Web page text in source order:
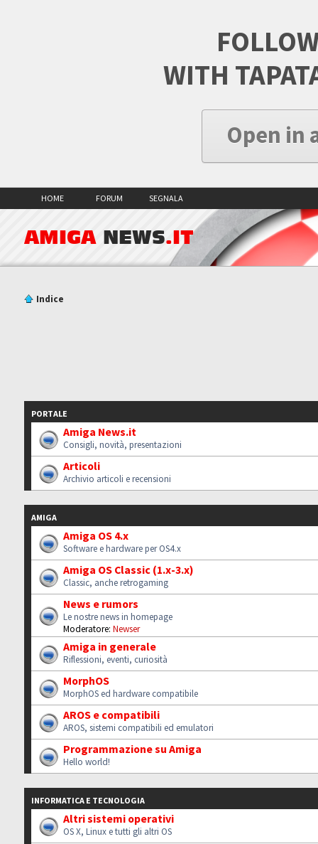
WITH
Open in
HOME FORUM SEGNALA
AMIGA NEWS.IT
Indice
PORTALE
Amiga News.it
Consigli, novità, presentazioni
Articoli
Archivio articoli e recensioni
AMIGA
Amiga OS 4.x
Software e hardware per OS4.x
Amiga OS Classic (1.x-3.x)
Classic, anche retrogaming
News e rumors
Le nostre news in homepage
Moderatore: Newser
Amiga in generale
Riflessioni, eventi, curiosità
MorphOS
MorphOS ed hardware compatibile
AROS e compatibili
AROS, sistemi compatibili ed emulatori
Programmazione su Amiga
Hello world!
INFORMATICA E TECNOLOGIA
Altri sistemi operativi
OS X, Linux e tutti gli altri OS